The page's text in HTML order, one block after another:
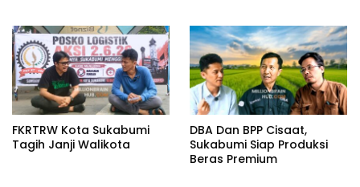
FKRTRW Kota Sukabumi
Tagih Janji Walikota
DBA Dan BPP Cisaat,
Sukabumi Siap Produksi
Beras Premium